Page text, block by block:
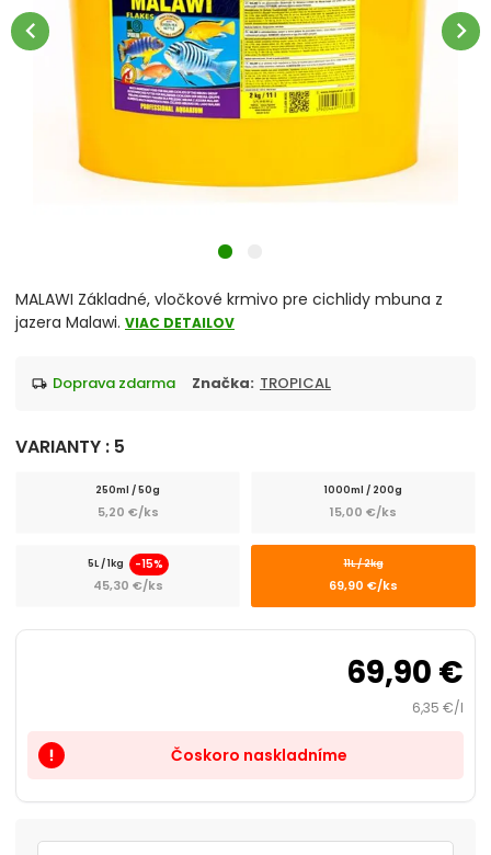
Lyofilizované
Artemia
Cichlidy
Krevetky a raky
Morské ryby
Poter a mladé ryby
Zlaté rybky
chevron_left chevron_right
MALAWI Základné, vločkové krmivo pre cichlidy mbuna z
jazera Malawi. VIAC DETAILOV
local_shipping doprava zdarma Značka: TROPICAL
VARIANTY : 5
250ml / 50g
5,20 €/ks
1000ml / 200g
15,00 €/ks
5L / 1kg -15%
45,30 €/ks
11L / 2kg
69,90 €/ks
69,90 €
6,35 €/l
priority_high Čoskoro naskladníme